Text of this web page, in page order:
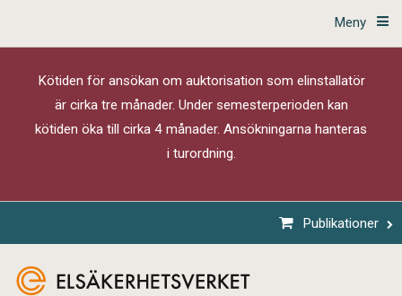
Meny
Kötiden för ansökan om auktorisation som elinstallatör
är cirka tre månader. Under semesterperioden kan
kötiden öka till cirka 4 månader. Ansökningarna hanteras
i turordning.
Publikationer